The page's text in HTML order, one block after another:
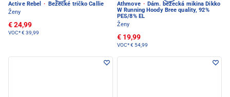
Active Rebel · Bežecké tričko Callie
Ženy
€ 24,99
VOC*€ 39,99
Athmove · Dám. bežecká mikina Dikko
W Running Hoody Bree quality, 92%
PES/8% EL
Ženy
€ 19,99
VOC*€ 54,99